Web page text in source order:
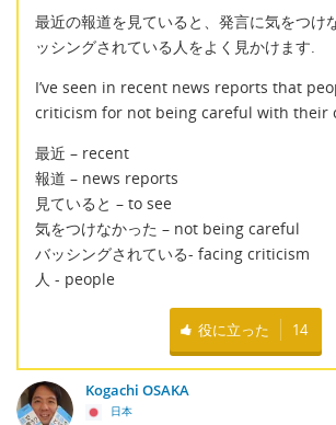
最近の報道を見ていると、発言に気をつけ
ッシングされている人をよく見かけます.
I’ve seen in recent news reports that
criticism for not being careful with their
最近 – recent
報道 – news reports
見ていると – to see
気をつけなかった – not being careful
バッシングされている- facing criticism
人 - people
役に立った 14
Kogachi OSAKA
日本